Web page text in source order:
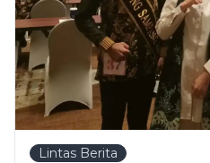
Lintas Berita